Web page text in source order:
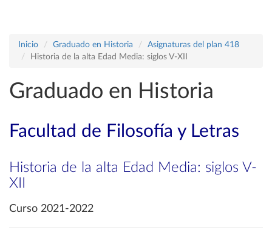
Inicio Graduado en Historia
Asignaturas del plan 418
Historia de la alta Edad Media: siglos V-XII
Graduado en Historia
Facultad de Filosofía y Letras
Historia de la alta Edad Media: siglos V-
XII
Curso 2021-2022